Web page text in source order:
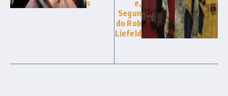
s
e,
Segun
do Rob
Liefeld